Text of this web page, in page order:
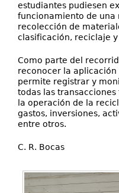
estudiantes pudiesen
funcionamiento de una
recolección de
clasificación, reciclaje
Como parte del
reconocer la
permite registrar y
todas las
la operación de la
gastos, inversiones,
entre otros.
C. R. Bocas